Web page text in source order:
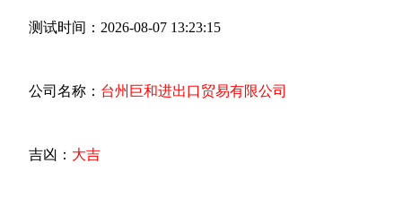
测试时间：2026-08-07 13:23:15
公司名称： 台州巨和进出口贸易有限公司
吉凶： 大吉